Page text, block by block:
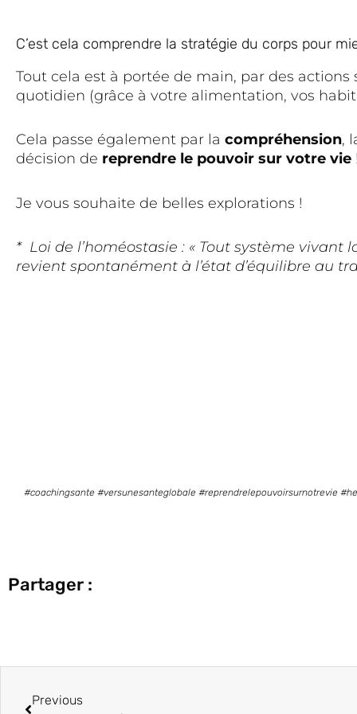
C’est cela comprendre la stratégie du corps pour
Tout cela est à portée de main, par des
quotidien (grâce à votre alimentation, vos
Cela passe également par la compréhension,
décision de reprendre le pouvoir sur votre vie
Je vous souhaite de belles explorations !
* Loi de l’homéostasie : « Tout système vivant
revient spontanément à l’état d’équilibre au
#coachingsante #versunesanteglobale #reprendrelepouvoirsurnotrevie
Partager :
Previous